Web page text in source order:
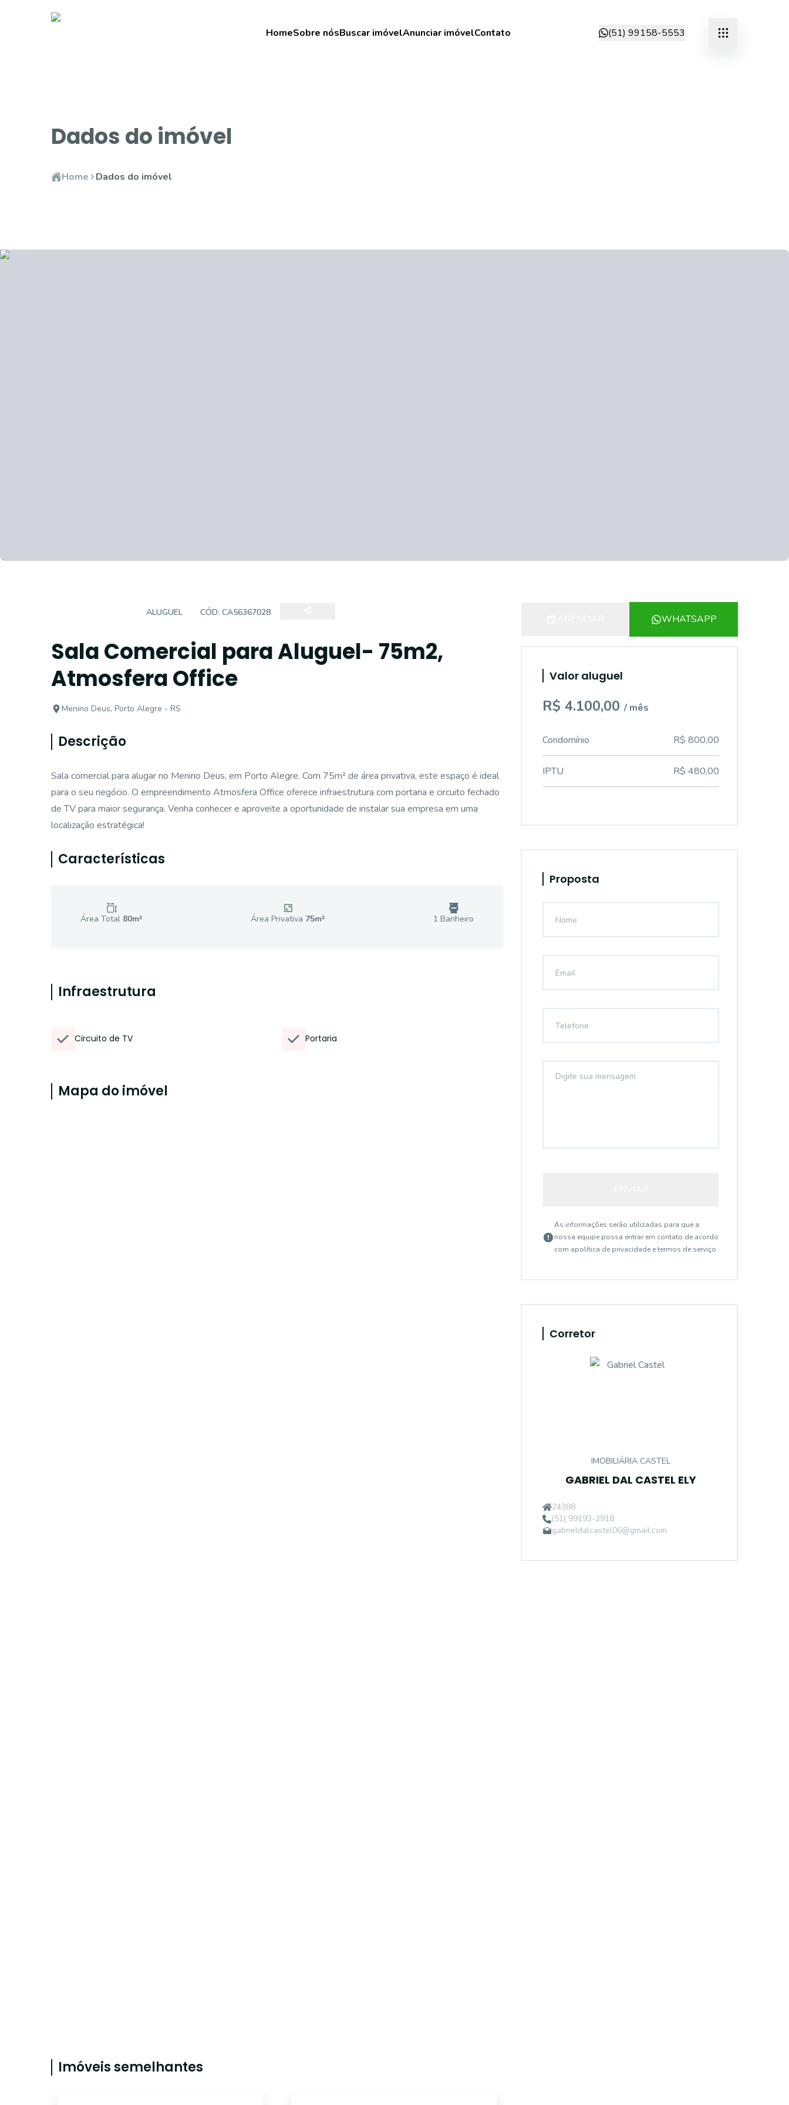
HomeSobre nósBuscar imóvelAnunciar imóvelContato (51) 99158-5553
Dados do imóvel
Home Dados do imóvel
ALUGUEL CÓD: CA56367028
Sala Comercial para Aluguel- 75m2,
Atmosfera Office
Menino Deus, Porto Alegre - RS
Descrição
Sala comercial para alugar no Menino Deus, em Porto Alegre. Com 75m² de área privativa, este espaço é ideal
para o seu negócio. O empreendimento Atmosfera Office oferece infraestrutura com portaria e circuito fechado
de TV para maior segurança. Venha conhecer e aproveite a oportunidade de instalar sua empresa em uma
localização estratégica!
Características
Área Total 80m² Área Privativa 75m² 1 Banheiro
Infraestrutura
Circuito de TV Portaria
Mapa do imóvel
Imóveis semelhantes
WHATSAPP
Valor aluguel
R$ 4.100,00 / mês
Condomínio R$ 800,00
IPTU R$ 480,00
Proposta
As informações serão utilizadas para que a
nossa equipe possa entrar em contato de acordo
com apolítica de privacidade e termos de serviço
Corretor
IMOBILIÁRIA CASTEL
GABRIEL DAL CASTEL ELY
24388
(51) 99193-2918
gabrieldalcastel06@gmail.com